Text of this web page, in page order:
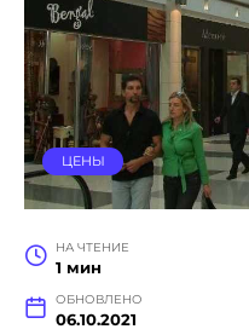
ЦЕНЫ
НА ЧТЕНИЕ
1 мин
ОБНОВЛЕНО
06.10.2021